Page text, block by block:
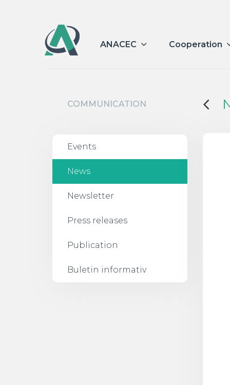
ANACEC Cooperation
COMMUNICATION
Events
News
Newsletter
Press releases
Publication
Buletin informativ